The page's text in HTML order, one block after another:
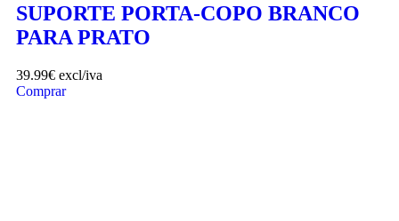
SUPORTE PORTA-COPO BRANCO
PARA PRATO
39.99€ excl/iva
Comprar